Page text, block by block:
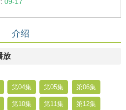
介绍
放
第04集 第05集 第06集
第10集 第11集 第12集